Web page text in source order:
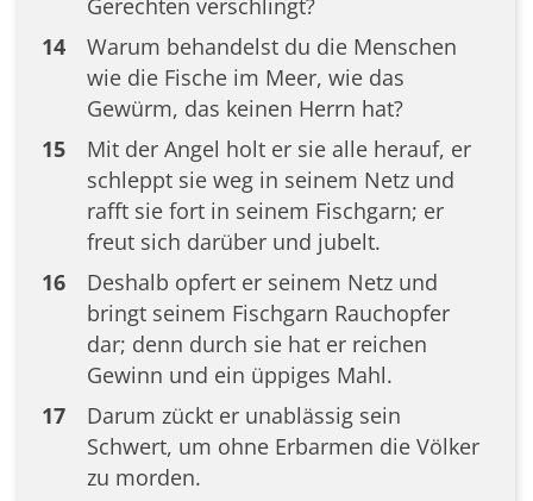
Gerechten verschlingt?
14
Warum behandelst du die Menschen
wie die Fische im Meer, wie das
Gewürm, das keinen Herrn hat?
15
Mit der Angel holt er sie alle herauf, er
schleppt sie weg in seinem Netz und
rafft sie fort in seinem Fischgarn; er
freut sich darüber und jubelt.
16
Deshalb opfert er seinem Netz und
bringt seinem Fischgarn Rauchopfer
dar; denn durch sie hat er reichen
Gewinn und ein üppiges Mahl.
17
Darum zückt er unablässig sein
Schwert, um ohne Erbarmen die Völker
zu morden.